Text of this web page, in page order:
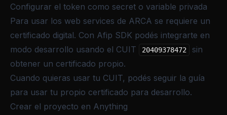
Configurar el token como secret o variable privada
Para usar los web services de ARCA se requiere un
certificado digital. Con Afip SDK podés integrarte en
modo desarrollo usando el CUIT
20409378472
sin
obtener un certificado propio.
Cuando quieras usar tu CUIT, podés seguir la guía
para usar tu propio certificado para desarrollo.
Crear el proyecto en Anything